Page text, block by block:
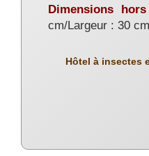
Dimensions
cm/Largeur : 30
Hôtel à insectes